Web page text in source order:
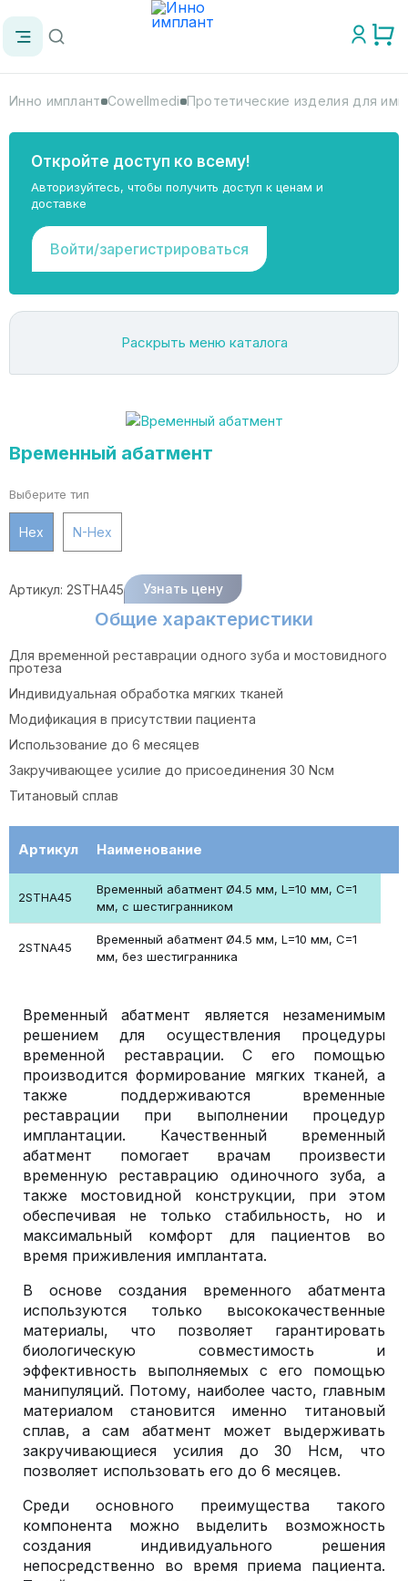
Инно имплант Cowellmedi Протетические изделия для
Откройте доступ ко всему!
Авторизуйтесь, чтобы получить доступ к ценам и
доставке
Войти/зарегистрироваться
Раскрыть меню каталога
Временный абатмент
Выберите тип
Hex N-Hex
Артикул: 2STHA45 Узнать цену
Общие характеристики
Для временной реставрации одного зуба и мостовидного
протеза
Индивидуальная обработка мягких тканей
Модификация в присутствии пациента
Использование до 6 месяцев
Закручивающее усилие до присоединения 30 Nсм
Титановый сплав
Артикул Наименование
2STHA45
Временный абатмент Ø4.5 мм, L=10 мм, С=1
мм, с шестигранником
2STNA45
Временный абатмент Ø4.5 мм, L=10 мм, С=1
мм, без шестигранника
Временный абатмент является незаменимым
решением для осуществления процедуры
временной реставрации. С его помощью
производится формирование мягких тканей, а
также поддерживаются временные
реставрации при выполнении процедур
имплантации. Качественный временный
абатмент помогает врачам произвести
временную реставрацию одиночного зуба, а
также мостовидной конструкции, при этом
обеспечивая не только стабильность, но и
максимальный комфорт для пациентов во
время приживления имплантата.
В основе создания временного абатмента
используются только высококачественные
материалы, что позволяет гарантировать
биологическую совместимость и
эффективность выполняемых с его помощью
манипуляций. Потому, наиболее часто, главным
материалом становится именно титановый
сплав, а сам абатмент может выдерживать
закручивающиеся усилия до 30 Нсм, что
позволяет использовать его до 6 месяцев.
Среди основного преимущества такого
компонента можно выделить возможность
создания индивидуального решения
непосредственно во время приема пациента.